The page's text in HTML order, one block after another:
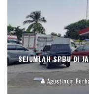
SEJUMLAH SPBU DI
Agustinus